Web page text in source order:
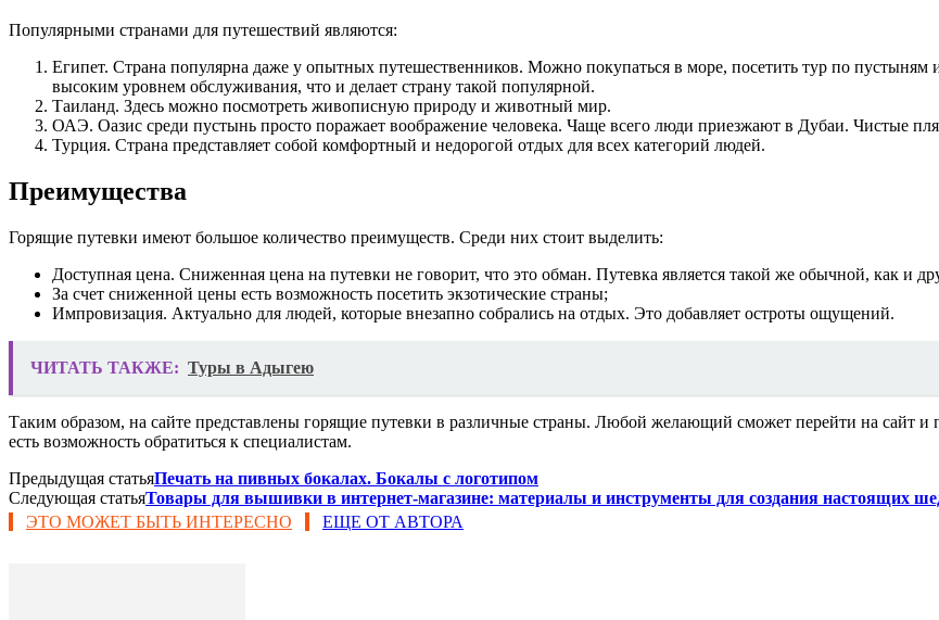
Популярными странами для путешествий являются:
Египет. Страна популярна даже у опытных путешественников. Можно покупаться в море, посетить тур по пустыням
высоким уровнем обслуживания, что и делает страну такой популярной.
Таиланд. Здесь можно посмотреть живописную природу и животный мир.
ОАЭ. Оазис среди пустынь просто поражает воображение человека. Чаще всего люди приезжают в Дубаи. Чистые
Турция. Страна представляет собой комфортный и недорогой отдых для всех категорий людей.
Преимущества
Горящие путевки имеют большое количество преимуществ. Среди них стоит выделить:
Доступная цена. Сниженная цена на путевки не говорит, что это обман. Путевка является такой же обычной, как и
За счет сниженной цены есть возможность посетить экзотические страны;
Импровизация. Актуально для людей, которые внезапно собрались на отдых. Это добавляет остроты ощущений.
ЧИТАТЬ ТАКЖЕ: Туры в Адыгею
Таким образом, на сайте представлены горящие путевки в различные страны. Любой желающий сможет перейти на сайт
есть возможность обратиться к специалистам.
Предыдущая статьяПечать на пивных бокалах. Бокалы с логотипом
Следующая статьяТовары для вышивки в интернет-магазине: материалы и инструменты для создания настоящих
ЭТО МОЖЕТ БЫТЬ ИНТЕРЕСНО
ЕЩЕ ОТ АВТОРА